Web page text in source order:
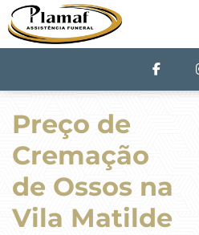
Preço de
Cremação
de Ossos na
Vila Matilde